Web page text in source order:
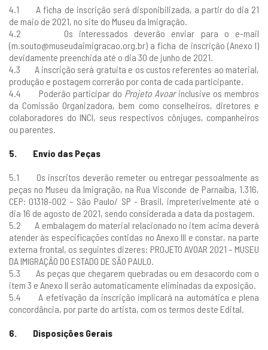
4.1 A ficha de inscrição será disponibilizada, a partir do dia 21
de maio de 2021, no site do Museu da Imigração.
4.2 Os interessados deverão enviar para o e-mail
(m.souto@museudaimigracao.org.br) a ficha de inscrição (Anexo I)
devidamente preenchida até o dia 30 de junho de 2021.
4.3 A inscrição será gratuita e os custos referentes ao material,
produção e postagem correrão por conta de cada participante.
4.4 Poderão participar do Projeto Avoarinclusive os membros
da Comissão Organizadora, bem como conselheiros, diretores e
colaboradores do INCI, seus respectivos cônjuges, companheiros
ou parentes.
5. Envio das Peças
5.1 Os inscritos deverão remeter ou entregar pessoalmente as
peças no Museu da Imigração, na Rua Visconde de Parnaíba, 1.316,
CEP: 01318-002 – São Paulo/ SP - Brasil, impreterivelmente até o
dia 16 de agosto de 2021, sendo considerada a data da postagem.
5.2 A embalagem do material relacionado no item acima deverá
atender às especificações contidas no Anexo III e constar, na parte
externa frontal, os seguintes dizeres: PROJETO AVOAR 2021 – MUSEU
DA IMIGRAÇÃO DO ESTADO DE SÃO PAULO.
5.3 As peças que chegarem quebradas ou em desacordo com o
item 3 e Anexo II serão automaticamente eliminadas da exposição.
5.4 A efetivação da inscrição implicará na automática e plena
concordância, por parte do artista, com os termos deste Edital.
6. Disposições Gerais